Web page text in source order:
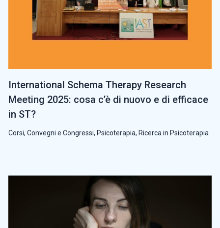
International Schema Therapy Research
Meeting 2025: cosa c’è di nuovo e di efficace
in ST?
Corsi, Convegni e Congressi, Psicoterapia, Ricerca in Psicoterapia